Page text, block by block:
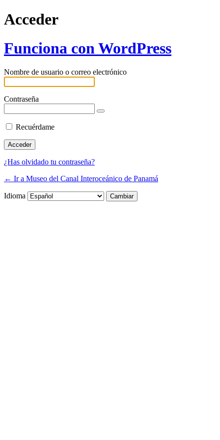
Acceder
Funciona con WordPress
Nombre de usuario o correo electrónico
Contraseña
Recuérdame
¿Has olvidado tu contraseña?
← Ir a Museo del Canal Interoceánico de Panamá
Idioma